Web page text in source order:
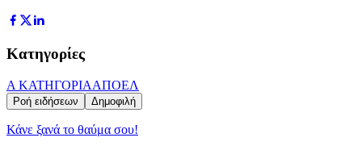
Κατηγορίες
Α ΚΑΤΗΓΟΡΙΑΑΠΟΕΛ
Ροή ειδήσεων Δημοφιλή
Κάνε ξανά το θαύμα σου!